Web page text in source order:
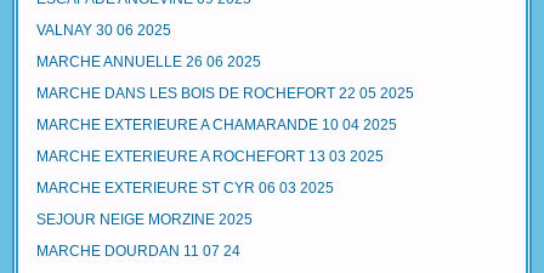
VALNAY 30 06 2025
MARCHE ANNUELLE 26 06 2025
MARCHE DANS LES BOIS DE ROCHEFORT 22 05 2025
MARCHE EXTERIEURE A CHAMARANDE 10 04 2025
MARCHE EXTERIEURE A ROCHEFORT 13 03 2025
MARCHE EXTERIEURE ST CYR 06 03 2025
SEJOUR NEIGE MORZINE 2025
MARCHE DOURDAN 11 07 24